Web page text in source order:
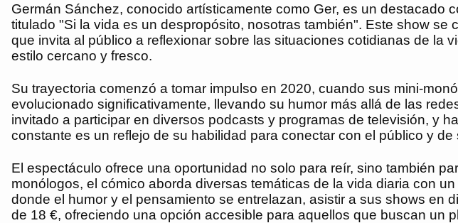
Germán Sánchez, conocido artísticamente como Ger, es un destacado
titulado "Si la vida es un despropósito, nosotras también". Este show
que invita al público a reflexionar sobre las situaciones cotidianas de la
estilo cercano y fresco.
Su trayectoria comenzó a tomar impulso en 2020, cuando sus mini-
evolucionado significativamente, llevando su humor más allá de las
invitado a participar en diversos podcasts y programas de televisión, y
constante es un reflejo de su habilidad para conectar con el público y
El espectáculo ofrece una oportunidad no solo para reír, sino también
monólogos, el cómico aborda diversas temáticas de la vida diaria con
donde el humor y el pensamiento se entrelazan, asistir a sus shows en
de 18 €, ofreciendo una opción accesible para aquellos que buscan un